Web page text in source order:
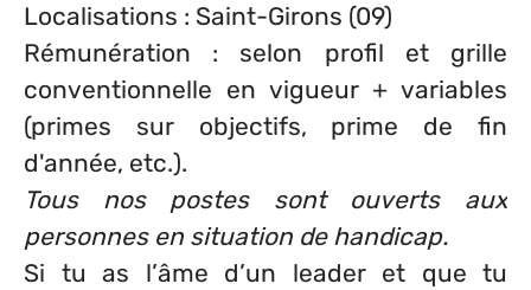
Localisations : Saint-Girons (09)
Rémunération : selon profil et grille
conventionnelle en vigueur + variables
(primes sur objectifs, prime de fin
d'année, etc.).
Tous nos postes sont ouverts aux
personnes en situation de handicap.
Si tu as l’âme d’un leader et que tu